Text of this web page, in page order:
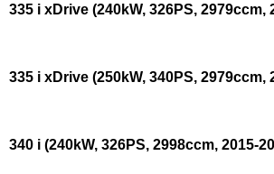
335 i xDrive (240kW, 326PS, 2979ccm,
335 i xDrive (250kW, 340PS, 2979ccm,
340 i (240kW, 326PS, 2998ccm, 2015-